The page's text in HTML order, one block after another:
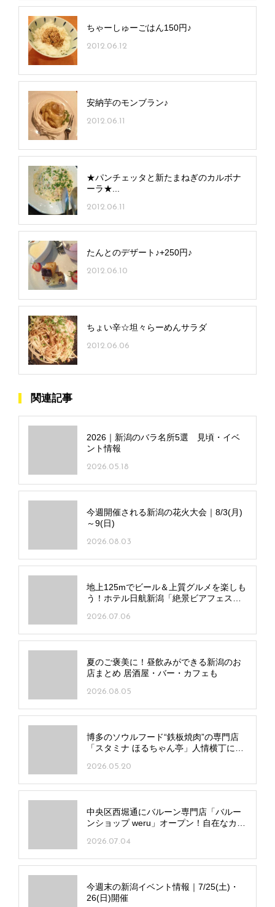
ちゃーしゅーごはん150円♪
2012.06.12
安納芋のモンブラン♪
2012.06.11
★パンチェッタと新たまねぎのカルボナ
ーラ★...
2012.06.11
たんとのデザート♪+250円♪
2012.06.10
ちょい辛☆坦々らーめんサラダ
2012.06.06
関連記事
2026｜新潟のバラ名所5選 見頃・イベ
ント情報
2026.05.18
今週開催される新潟の花火大会｜8/3(月)
～9(日)
2026.08.03
地上125mでビール＆上質グルメを楽しも
う！ホテル日航新潟「絶景ビアフェス
2026.07.06
夏のご褒美に！昼飲みができる新潟のお
店まとめ 居酒屋・バー・カフェも
2026.08.05
博多のソウルフード“鉄板焼肉”の専門店
「スタミナ ほるちゃん亭」人情横丁にオ
2026.05.20
中央区西堀通にバルーン専門店「バルー
ンショップ weru」オープン！自在なカス
2026.07.04
今週末の新潟イベント情報｜7/25(土)・
26(日)開催